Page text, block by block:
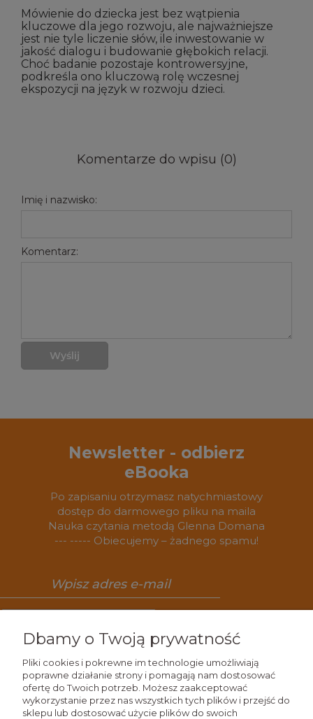
Mówienie do dziecka jest bez wątpienia
kluczowe dla jego rozwoju, ale najważniejsze
jest nie tyle liczenie słów, ile inwestowanie w
jakość dialogu i budowanie głębokich relacji.
Choć badanie pozostaje kontrowersyjne,
podkreśla ono kluczową rolę wczesnej
ekspozycji na język w rozwoju dzieci.
Komentarze do wpisu (0)
Imię i nazwisko:
Komentarz:
Wyślij
Newsletter - odbierz
eBooka
Po zapisaniu otrzymasz natychmiastowy
dostęp do darmowego pliku na maila
Nauka czytania metodą Glenna Domana
--- ----- Obiecujemy – żadnego spamu!
Wiedza
Dbamy o Twoją prywatność
Pliki cookies i pokrewne im technologie umożliwiają
poprawne działanie strony i pomagają nam dostosować
ofertę do Twoich potrzeb. Możesz zaakceptować
wykorzystanie przez nas wszystkich tych plików i przejść do
sklepu lub dostosować użycie plików do swoich